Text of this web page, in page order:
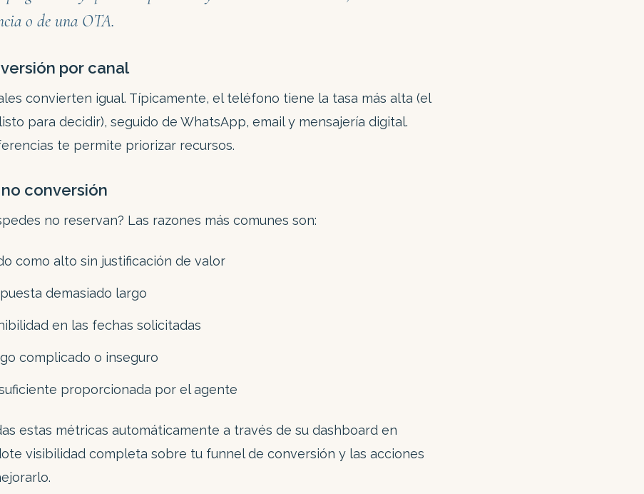
o de una OTA.
por canal
convierten igual. Típicamente, el teléfono tiene la tasa más alta (el
para decidir), seguido de WhatsApp, email y mensajería digital.
te permite priorizar recursos.
conversión
no reservan? Las razones más comunes son:
como alto sin justificación de valor
demasiado largo
en las fechas solicitadas
complicado o inseguro
proporcionada por el agente
estas métricas automáticamente a través de su dashboard en
visibilidad completa sobre tu funnel de conversión y las acciones